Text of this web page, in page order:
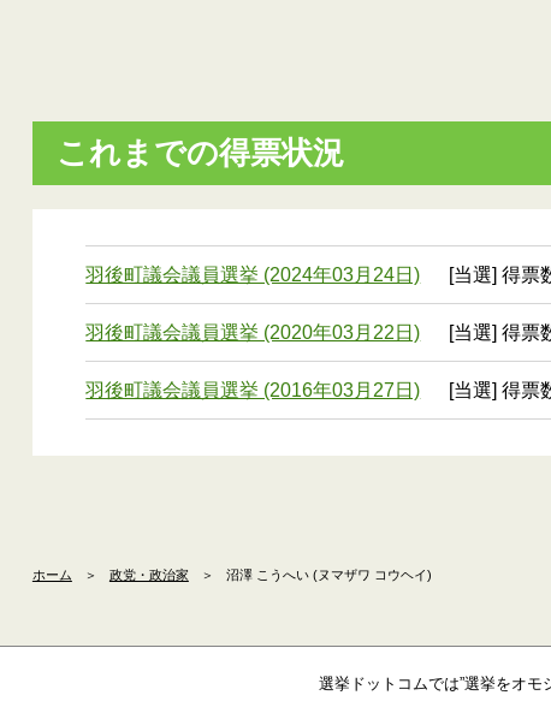
これまでの得票状況
羽後町議会議員選挙 (2024年03月24日) [当選] 得票
羽後町議会議員選挙 (2020年03月22日) [当選] 得票
羽後町議会議員選挙 (2016年03月27日) [当選] 得票
ホーム ＞ 政党・政治家 ＞ 沼澤 こうへい (ヌマザワ コウヘイ)
選挙ドットコムでは”選挙をオ